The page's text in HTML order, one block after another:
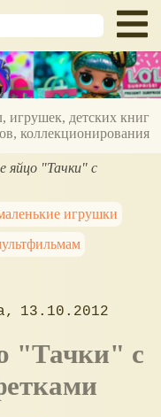
игрушек, детских книг
коллекционирования
яйцо "Тачки" с
игрушки
13.10.2012